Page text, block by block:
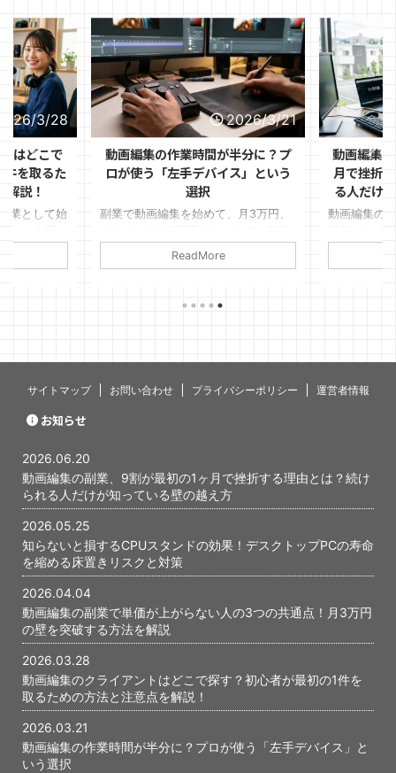
28
で
るた
て始
か」
2026/3/21
動画編集の作業時間が半分に？プ
ロが使う「左手デバイス」という
副業で動画編集を始めて、月3万円、
できた。 けれど、そこから先がなか
ReadMore
動画編集の副業
月で挫折する理
る人だけが知っ
動画編集の副業を
ます。 「思ったよ
いないんじゃない
あります。 しかし
と、あの時期を乗
サイトマップ お問い合わせ プライバシーポリシー 運営者情報
お知らせ
2026.06.20
動画編集の副業、9割が最初の1ヶ月で挫折する理由とは？続け
られる人だけが知っている壁の越え方
2026.05.25
知らないと損するCPUスタンドの効果！デスクトップPCの寿命
を縮める床置きリスクと対策
2026.04.04
動画編集の副業で単価が上がらない人の3つの共通点！月3万円
の壁を突破する方法を解説
2026.03.28
動画編集のクライアントはどこで探す？初心者が最初の1件を
取るための方法と注意点を解説！
2026.03.21
動画編集の作業時間が半分に？プロが使う「左手デバイス」と
いう選択